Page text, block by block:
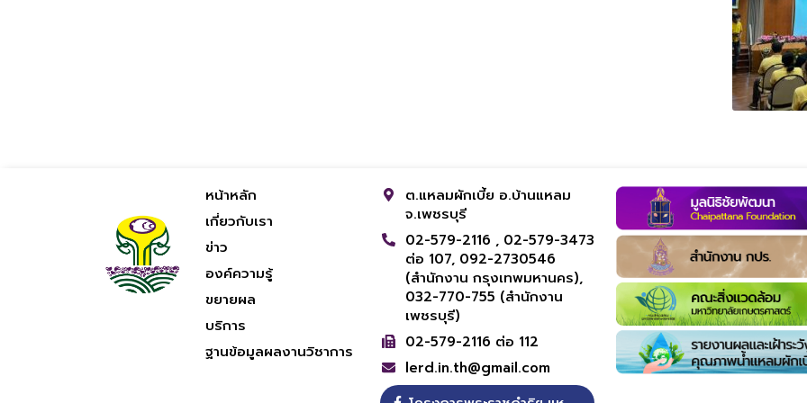
หน้าหลัก
เกี่ยวกับเรา
ข่าว
องค์ความรู้
ขยายผล
บริการ
ฐานข้อมูลผลงานวิชาการ
ต.แหลมผักเบี้ย อ.บ้านแหลม
จ.เพชรบุรี
02-579-2116 , 02-579-3473
ต่อ 107, 092-2730546
(สำนักงาน กรุงเทพมหานคร),
032-770-755 (สำนักงาน
เพชรบุรี)
02-579-2116 ต่อ 112
lerd.in.th@gmail.com